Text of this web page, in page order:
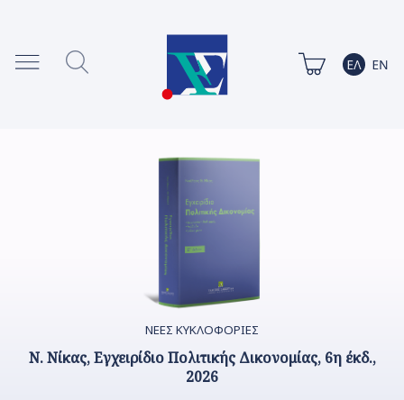
ΝΕΕΣ ΚΥΚΛΟΦΟΡΙΕΣ
Ν. Νίκας, Εγχειρίδιο Πολιτικής Δικονομίας, 6η έκδ.,
2026